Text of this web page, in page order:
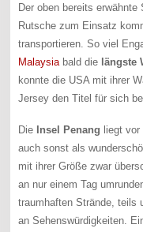
Der oben bereits
Rutsche zum Einsatz
transportieren. So viel
Malaysiabald die längste
konnte die USA mit ihrer
Jersey den Titel für sich
Die Insel Penang liegt
auch sonst als
mit ihrer Größe zwar
an nur einem Tag
traumhaften Strände, teils
an Sehenswürdigkeiten.